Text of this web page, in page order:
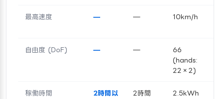
最高速度 — — 10km/h
自由度 (DoF) — —
66
(hands:
22×2)
稼働時間
2時間以
2時間 2.5kWh